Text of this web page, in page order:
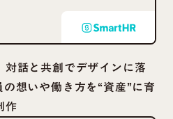
話と共創でデザインに落
想いや働き方を“資産”に育
作